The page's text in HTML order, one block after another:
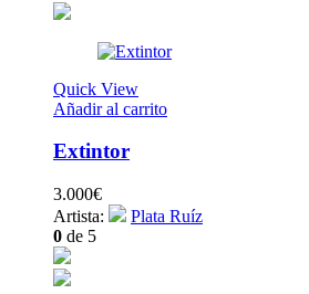
Quick View
Añadir al carrito
Extintor
3.000€
Artista:
Plata Ruíz
0 de 5